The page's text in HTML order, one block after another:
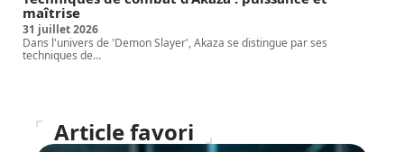
maîtrise
31 juillet 2026
Dans l'univers de 'Demon Slayer', Akaza se distingue par ses
techniques de…
Article favori